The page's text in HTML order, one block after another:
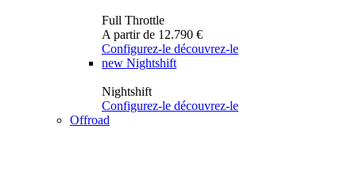
Full Throttle
A partir de 12.790 €
Configurez-le découvrez-le
new Nightshift
Nightshift
Configurez-le découvrez-le
Offroad